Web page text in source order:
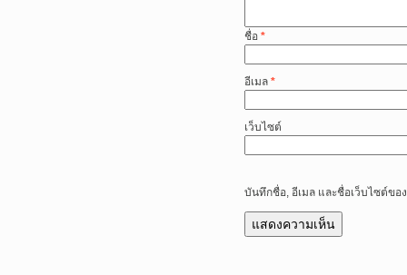
ชื่อ *
อีเมล *
เว็บไซต์
บันทึกชื่อ, อีเมล และชื่อเว็บไซต์ขอ